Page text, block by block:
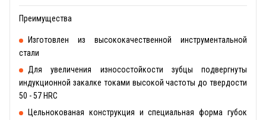
Преимущества
Изготовлен из высококачественной инструментальной
стали
Для увеличения износостойкости зубцы подвергнуты
индукционной закалке токами высокой частоты до твердости
50 - 57 HRC
Цельнокованая конструкция и специальная форма губок